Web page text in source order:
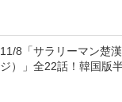
11/8「サラリーマン楚
ジ）」全22話！韓国版